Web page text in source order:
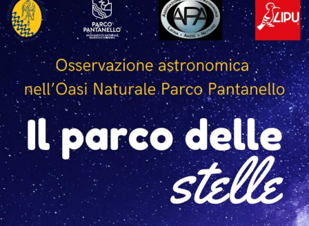
Ospiti della serata il regista Christian Marazziti e Marco
Giallini, che hanno incontrato il pubblico al termine
della proiezione, raccontando la realizzazione del film e
condividendo aneddoti ed esperienze legate al set e al
loro lavoro nel cinema. Tra gli ospiti presenti anche il
regista Paolo Genovese, già protagonista della serata
inaugurale della rassegna.